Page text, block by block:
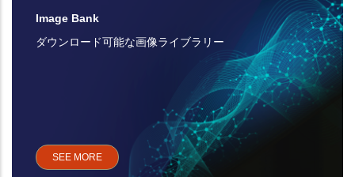
Image Bank
ダウンロード可能な画像ライブラリー
SEE MORE